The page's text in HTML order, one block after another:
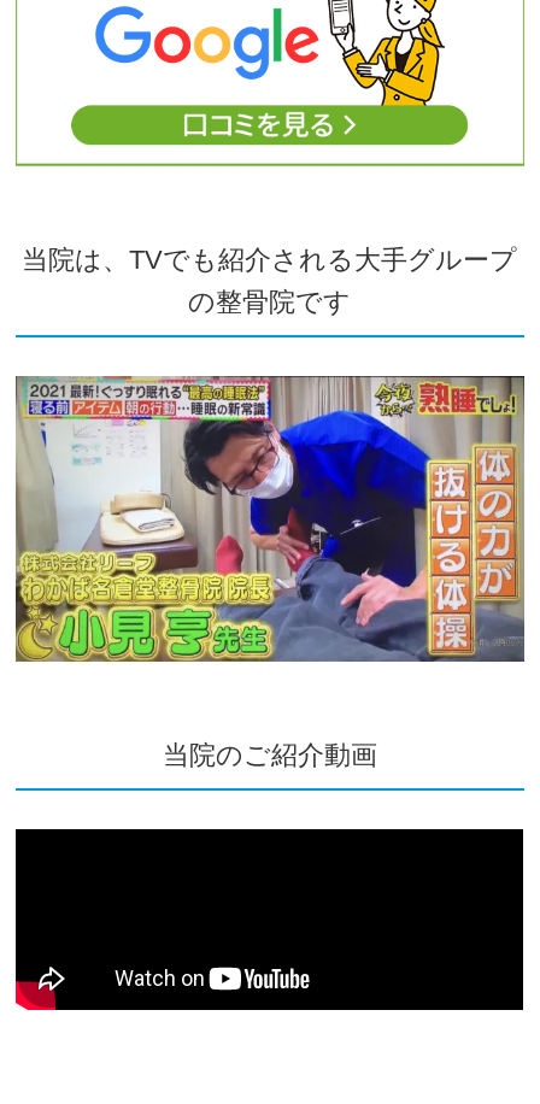
当院は、TVでも紹介される大手グループ
の整骨院です
当院のご紹介動画